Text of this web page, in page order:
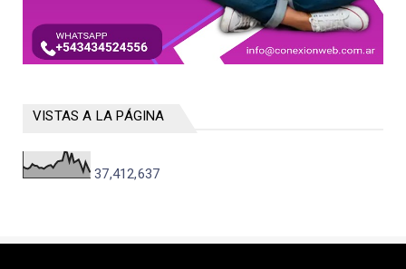
VISTAS A LA PÁGINA
37,412,637